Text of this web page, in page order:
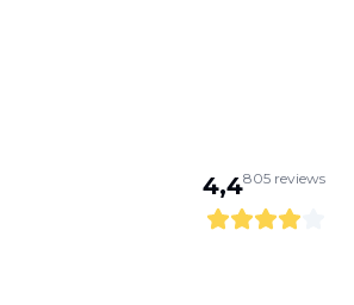
4,4805 reviews